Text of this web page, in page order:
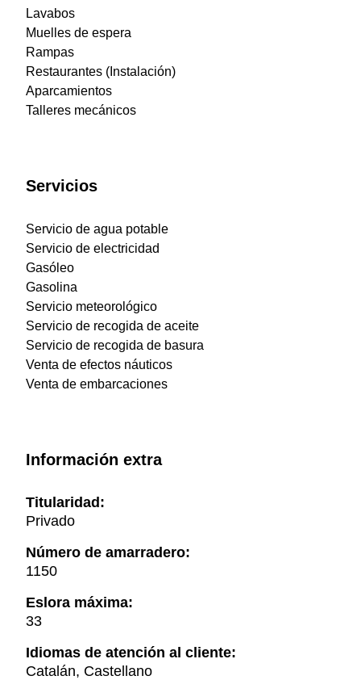
Lavabos
Muelles de espera
Rampas
Restaurantes (Instalación)
Aparcamientos
Talleres mecánicos
Servicios
Servicio de agua potable
Servicio de electricidad
Gasóleo
Gasolina
Servicio meteorológico
Servicio de recogida de aceite
Servicio de recogida de basura
Venta de efectos náuticos
Venta de embarcaciones
Información extra
Titularidad:
Privado
Número de amarradero:
1150
Eslora máxima:
33
Idiomas de atención al cliente:
Catalán, Castellano